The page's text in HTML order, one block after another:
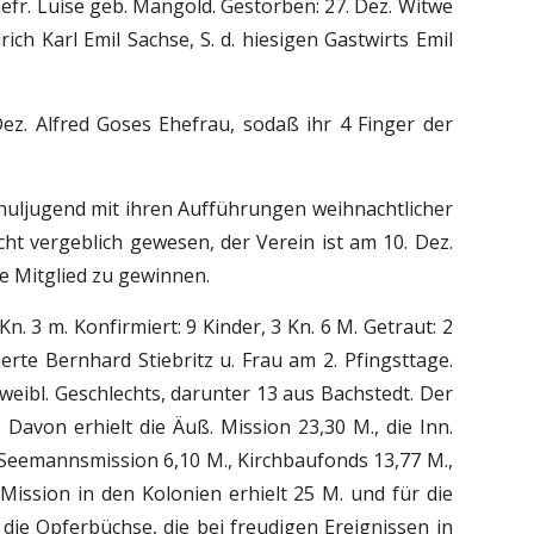
Luise geb. Mangold. Gestorben: 27. Dez. Witwe
Karl Emil Sachse, S. d. hiesigen Gastwirts Emil
Alfred Goses Ehefrau, sodaß ihr 4 Finger der
mit ihren Aufführungen weihnachtlicher
vergeblich gewesen, der Verein ist am 10. Dez.
Mitglied zu gewinnen.
3 m. Konfirmiert: 9 Kinder, 3 Kn. 6 M. Getraut: 2
Bernhard Stiebritz u. Frau am 2. Pfingsttage.
Geschlechts, darunter 13 aus Bachstedt. Der
erhielt die Äuß. Mission 23,30 M., die Inn.
6,10 M., Kirchbaufonds 13,77 M.,
in den Kolonien erhielt 25 M. und für die
Opferbüchse, die bei freudigen Ereignissen in